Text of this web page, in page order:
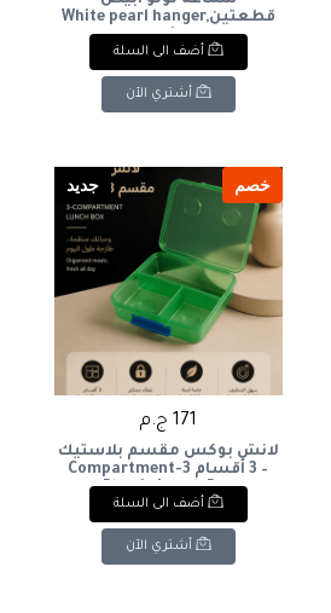
قطعتينWhite pearl hanger,
two pieces
أضف الى السلة
أشتري الآن
خصم جديد
171 ج.م
لانش بوكس مقسم بلاستيك
– 3 أقسام 3-Compartment
Plastic Lunch Box
أضف الى السلة
أشتري الآن